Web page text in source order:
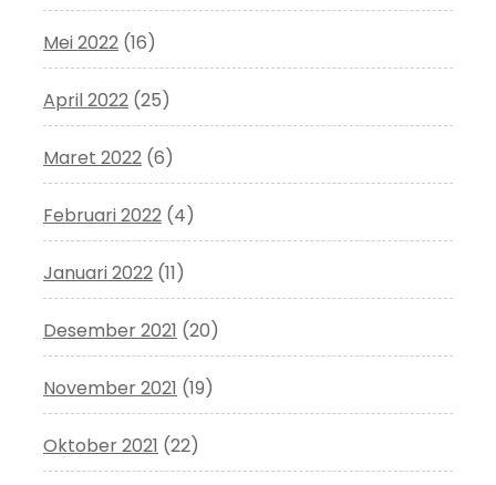
Mei 2022 (16)
April 2022 (25)
Maret 2022 (6)
Februari 2022 (4)
Januari 2022 (11)
Desember 2021 (20)
November 2021 (19)
Oktober 2021 (22)